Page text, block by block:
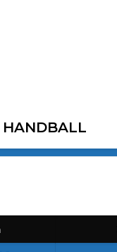
HANDBALL